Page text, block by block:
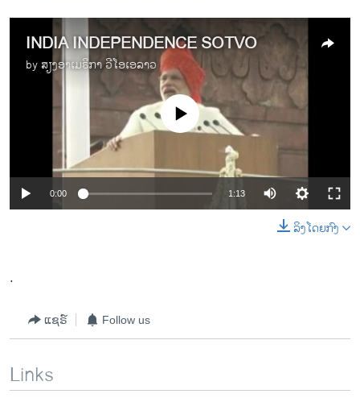
INDIA INDEPENDENCE SOTVO
by ສຽງອາເມຣິກາ ວີໂອເອລາວ
No media source currently available
0:00 1:13
ລິງໂດຍກົງ
.
ແຊຣ໌ Follow us
Links